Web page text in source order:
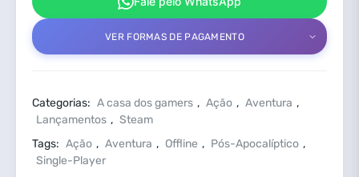
Offline
quantidadeVER FORMAS DE PAGAMENTO
Categorias: A casa dos gamers , Ação , Aventura ,
Lançamentos , Steam
Tags: Ação , Aventura , Offline , Pós-Apocalíptico ,
Single-Player